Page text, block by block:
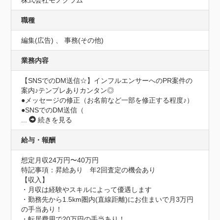
職種
編集(広告) 、 事務(その他)
業務内容
【SNSでのDM送信☆】インフルエンサーへのPR案件の
案内♪テンプレありカンタン◎
●メッセージの修正（お名前など一部を修正する程度♪）
●SNSでのDM送信（
...
続きを見る
給与・報酬
想定月収24万円〜40万円
特記事項：昇給あり　年2回査定の機会あり
【収入】
・月収は経験やスキルによって優遇します
・勤務先から1.5km圏内(直線距離)にお住まいで月3万円
の手当あり！